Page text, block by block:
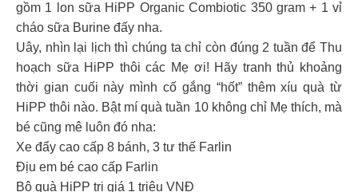
gồm 1 lon sữa HiPP Organic Combiotic 350 gram + 1 vỉ
cháo sữa Burine đấy nha.
Uây, nhìn lại lịch thì chúng ta chỉ còn đúng 2 tuần để Thu
hoạch sữa HiPP thôi các Mẹ ơi! Hãy tranh thủ khoảng
thời gian cuối này mình cố gắng “hốt” thêm xíu quà từ
HiPP thôi nào. Bật mí quà tuần 10 không chỉ Mẹ thích, mà
bé cũng mê luôn đó nha:
Xe đẩy cao cấp 8 bánh, 3 tư thế Farlin
Địu em bé cao cấp Farlin
Bộ quà HiPP trị giá 1 triệu VNĐ